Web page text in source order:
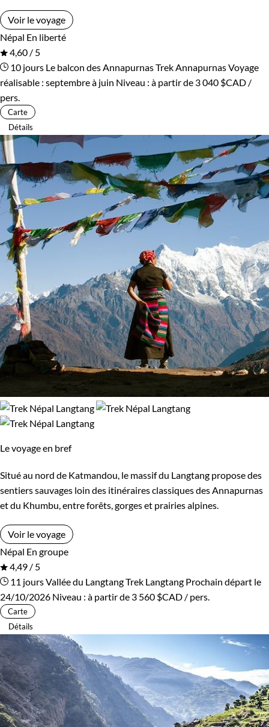
Voir le voyage
Népal En liberté
4,60 / 5
10 jours Le balcon des AnnapurnasTrek AnnapurnasVoyage
réalisable : septembre à juin Niveau : à partir de 3 040 $CAD /
pers.
Carte
Détails
Le voyage en bref
Situé au nord de Katmandou, le massif du Langtang propose des
sentiers sauvages loin des itinéraires classiques des Annapurnas
et du Khumbu, entre forêts, gorges et prairies alpines.
Voir le voyage
Népal En groupe
4,49 / 5
11 joursVallée du LangtangTrek Langtang Prochain départ le
24/10/2026 Niveau : à partir de 3 560 $CAD / pers.
Carte
Détails